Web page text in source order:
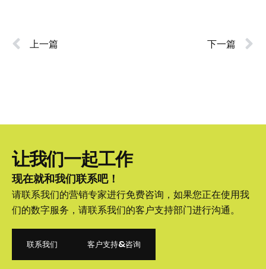
上一篇 下一篇
让我们一起工作
现在就和我们联系吧！
请联系我们的营销专家进行免费咨询，如果您正在使用我
们的数字服务，请联系我们的客户支持部门进行沟通。
联系我们
客户支持&咨询